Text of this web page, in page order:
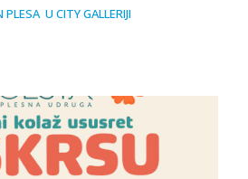
U CITY GALLERIJI